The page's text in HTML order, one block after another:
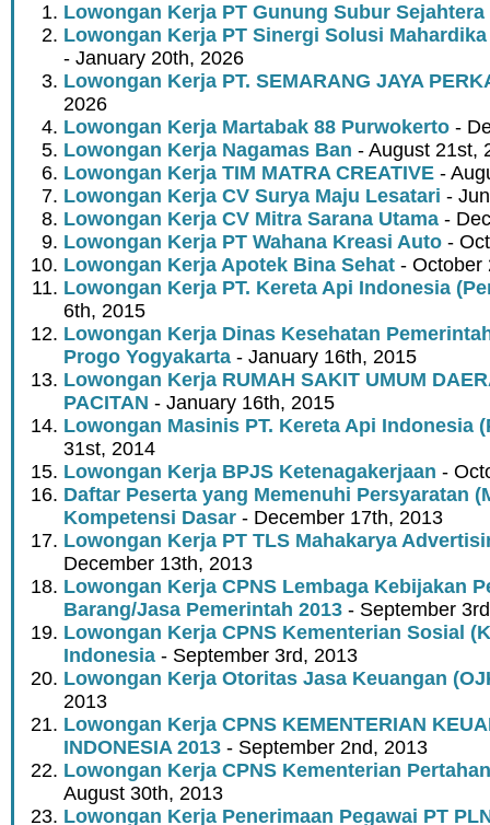
Lowongan Kerja PT Gunung Subur Sejahtera
Lowongan Kerja PT Sinergi Solusi
- January 20th, 2026
Lowongan Kerja PT. SEMARANG JAYA
2026
Lowongan Kerja Martabak 88 Purwokerto -
Lowongan Kerja Nagamas Ban - August 21st,
Lowongan Kerja TIM MATRA CREATIVE -
Lowongan Kerja CV Surya Maju Lesatari -
Lowongan Kerja CV Mitra Sarana Utama -
Lowongan Kerja PT Wahana Kreasi Auto -
Lowongan Kerja Apotek Bina Sehat - October
Lowongan Kerja PT. Kereta Api Indonesia
6th, 2015
Lowongan Kerja Dinas Kesehatan
Progo Yogyakarta - January 16th, 2015
Lowongan Kerja RUMAH SAKIT UMUM
PACITAN - January 16th, 2015
Lowongan Masinis PT. Kereta Api Indonesia
31st, 2014
Lowongan Kerja BPJS Ketenagakerjaan -
Daftar Peserta yang Memenuhi Persyaratan
Kompetensi Dasar - December 17th, 2013
Lowongan Kerja PT TLS Mahakarya
December 13th, 2013
Lowongan Kerja CPNS Lembaga Kebijakan
Barang/Jasa Pemerintah 2013 - September
Lowongan Kerja CPNS Kementerian Sosial
Indonesia - September 3rd, 2013
Lowongan Kerja Otoritas Jasa Keuangan
2013
Lowongan Kerja CPNS KEMENTERIAN
INDONESIA 2013 - September 2nd, 2013
Lowongan Kerja CPNS Kementerian
August 30th, 2013
Lowongan Kerja Penerimaan Pegawai PT